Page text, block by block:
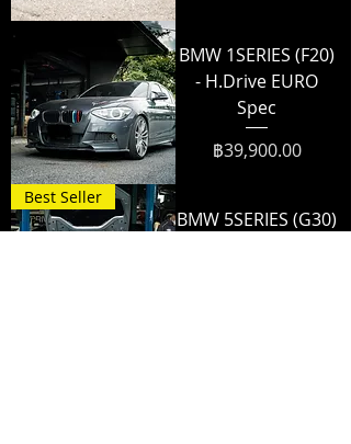
BMW 1SERIES (F20)
- H.Drive EURO
Spec
ราคา
฿39,900.00
Best Seller
BMW 5SERIES (G30)